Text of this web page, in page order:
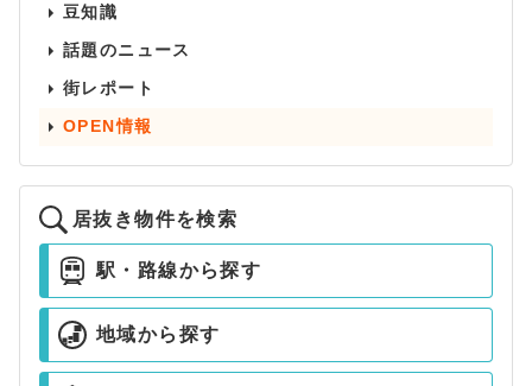
豆知識
話題のニュース
街レポート
OPEN情報
居抜き物件を検索
駅・路線から探す
地域から探す